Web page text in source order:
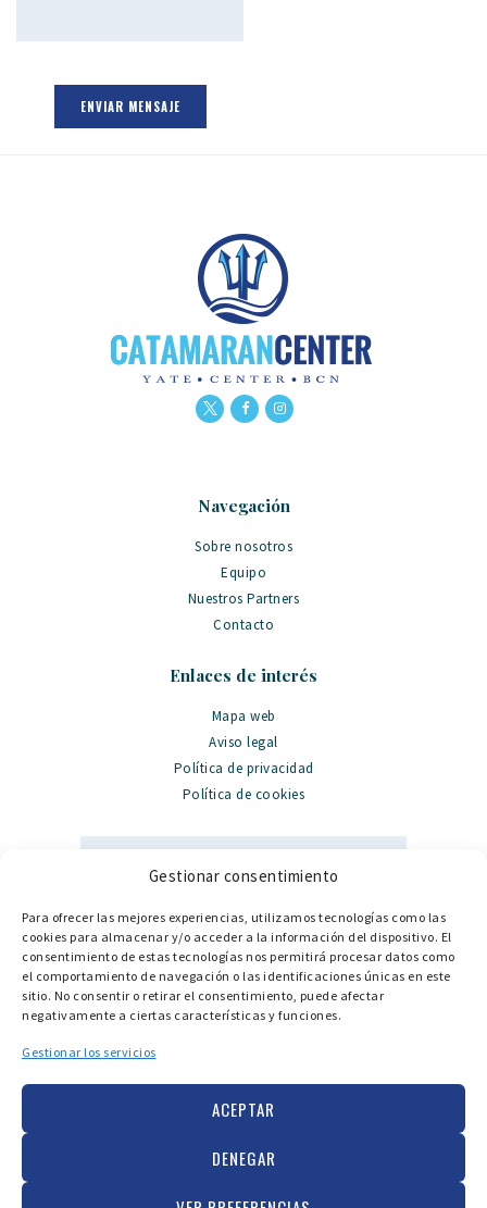
Gestionar consentimiento
Para ofrecer las mejores experiencias, utilizamos tecnologías como las
cookies para almacenar y/o acceder a la información del dispositivo. El
consentimiento de estas tecnologías nos permitirá procesar datos como
el comportamiento de navegación o las identificaciones únicas en este
sitio. No consentir o retirar el consentimiento, puede afectar
negativamente a ciertas características y funciones.
Gestionar los servicios
ACEPTAR
DENEGAR
Navegación
Sobre nosotros
Equipo
Nuestros Partners
Contacto
Enlaces de interés
Mapa web
Aviso legal
Política de privacidad
Política de cookies
Datos de contacto
PORT GINESTA, Local 324, 08860 Castelldefels
info@catamarancenter.com
+34 936 652 211